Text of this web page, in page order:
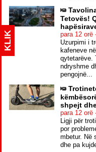
Tetovës!
para 12 orë
Uzurpimi i
kafeneve
qytetarëve.
ndryshme
pengojnë...
shpejt
para 12 orë
Ligji për
por
mbetur. Në
dhe pa
KLIK